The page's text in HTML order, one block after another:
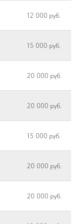
12 000 руб.
15 000 руб.
20 000 руб.
20 000 руб.
15 000 руб.
20 000 руб.
20 000 руб.